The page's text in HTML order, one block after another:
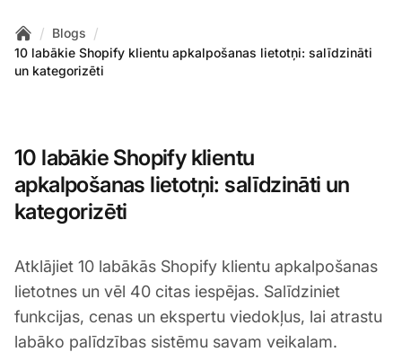
Home
/ Blogs /
10 labākie Shopify klientu apkalpošanas lietotņi: salīdzināti
un kategorizēti
10 labākie Shopify klientu
apkalpošanas lietotņi: salīdzināti un
kategorizēti
Atklājiet 10 labākās Shopify klientu apkalpošanas
lietotnes un vēl 40 citas iespējas. Salīdziniet
funkcijas, cenas un ekspertu viedokļus, lai atrastu
labāko palīdzības sistēmu savam veikalam.